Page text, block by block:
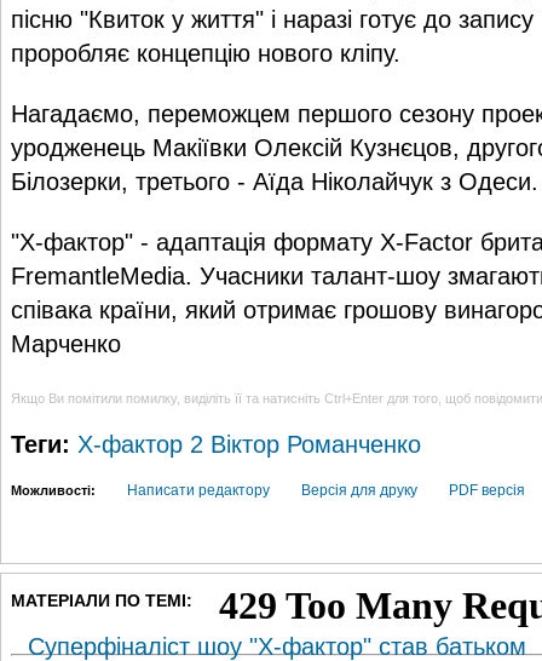
пісню "Квиток у життя" і наразі готує до
проробляє концепцію нового кліпу.
Нагадаємо, переможцем першого сезону
уродженець Макіївки Олексій Кузнєцов,
Білозерки, третього - Аїда Ніколайчук з Одеси.
"Х-фактор" - адаптація формату X-Factor
FremantleMedia. Учасники талант-шоу
співака країни, який отримає грошову
Марченко
Якщо Ви помітили помилку, виділіть її та натисніть Ctrl+Enter для того, щоб
Теги: X-фактор 2 Віктор Романченко
Можливості: Написати редактору Версія для друку PDF версія
МАТЕРІАЛИ ПО ТЕМІ:
Суперфіналіст шоу "X-фактор" став батьком